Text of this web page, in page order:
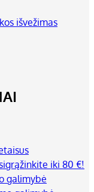
išvežimas
iki 80 €!
galimybė